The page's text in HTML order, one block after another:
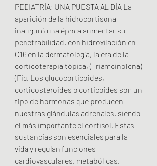
PEDIATRÍA: UNA PUESTA AL DÍA La
aparición de la hidrocortisona
inauguró una época aumentar su
penetrabilidad, con hidroxilación en
C16 en la dermatología, la era de la
corticoterapia tópica, (Triamcinolona)
(Fig. Los glucocorticoides,
corticosteroides o corticoides son un
tipo de hormonas que producen
nuestras glándulas adrenales, siendo
el más importante el cortisol. Estas
sustancias son esenciales para la
vida y regulan funciones
cardiovasculares, metabólicas,